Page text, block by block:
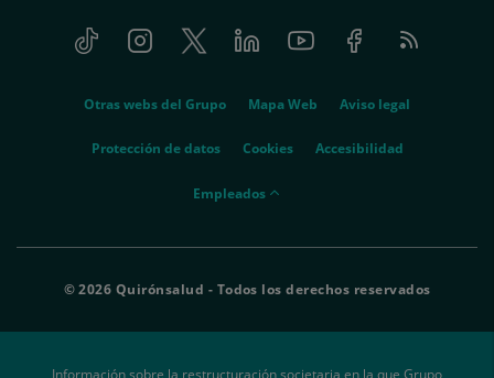
Tiktok InstagramTwitter LinkedinYoutube FacebookFeed
RSS
Otras webs del Grupo Mapa Web Aviso legal
Protección de datos Cookies Accesibilidad
empleados
Empleados
© 2026 Quirónsalud - Todos los derechos reservados
Información sobre la restructuración societaria en la que Grupo